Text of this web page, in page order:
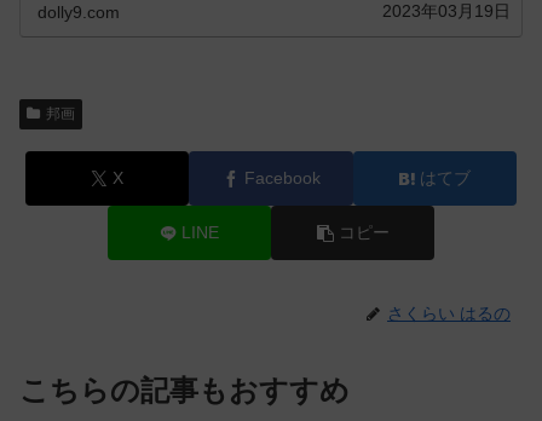
dolly9.com 2023年03月19日
邦画
X Facebook はてブ
LINE コピー
さくらい はるの
こちらの記事もおすすめ